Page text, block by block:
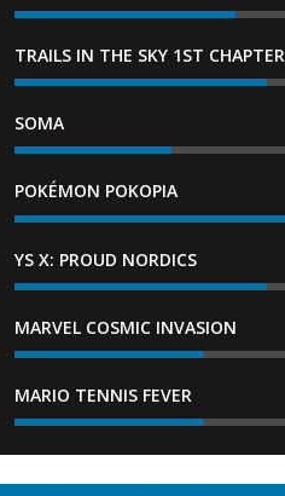
TRAILS IN THE SKY 1ST CHAPTER
SOMA
POKÉMON POKOPIA
YS X: PROUD NORDICS
MARVEL COSMIC INVASION
MARIO TENNIS FEVER